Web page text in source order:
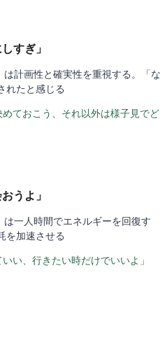
すぎ 」
は計画性と確実性を重視する。「な
れたと感じる
めておこう、それ以外は様子見でど
うよ 」
は一人時間でエネルギーを回復す
を加速させる
いい、行きたい時だけでいいよ」